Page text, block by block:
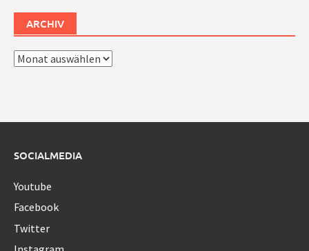
ARCHIV
Archiv
SOCIALMEDIA
Youtube
Facebook
Twitter